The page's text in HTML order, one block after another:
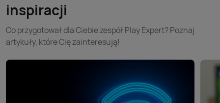
inspiracji
Co przygotował dla Ciebie zespół Play Expert? Poznaj
artykuły, które Cię zainteresują!